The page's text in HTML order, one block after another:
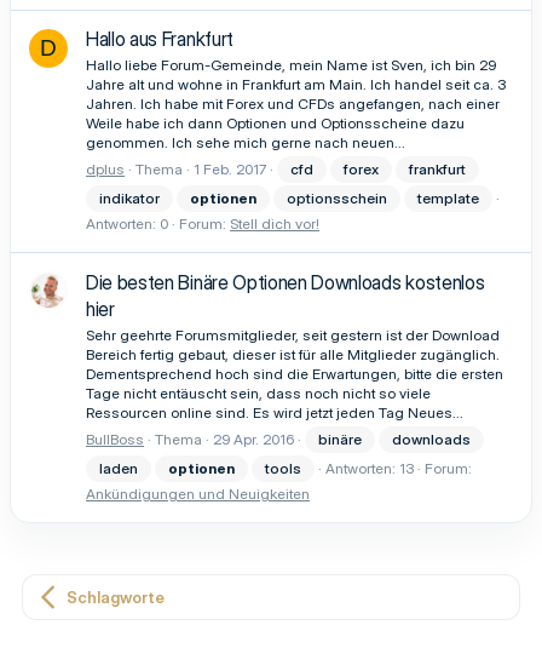
D Hallo aus Frankfurt
Hallo liebe Forum-Gemeinde, mein Name ist Sven, ich bin 29
Jahre alt und wohne in Frankfurt am Main. Ich handel seit ca. 3
Jahren. Ich habe mit Forex und CFDs angefangen, nach einer
Weile habe ich dann Optionen und Optionsscheine dazu
genommen. Ich sehe mich gerne nach neuen...
dplus
Thema 1 Feb. 2017 cfd forex
frankfurt
indikator
optionen optionsschein
template
Antworten: 0
Forum: Stell dich vor!
Die besten Binäre Optionen Downloads kostenlos
hier
Sehr geehrte Forumsmitglieder, seit gestern ist der Download
Bereich fertig gebaut, dieser ist für alle Mitglieder zugänglich.
Dementsprechend hoch sind die Erwartungen, bitte die ersten
Tage nicht entäuscht sein, dass noch nicht so viele
Ressourcen online sind. Es wird jetzt jeden Tag Neues...
BullBoss
Thema 29 Apr. 2016 binäre
downloads
laden
optionen tools Antworten: 13
Forum:
Ankündigungen und Neuigkeiten
Schlagworte